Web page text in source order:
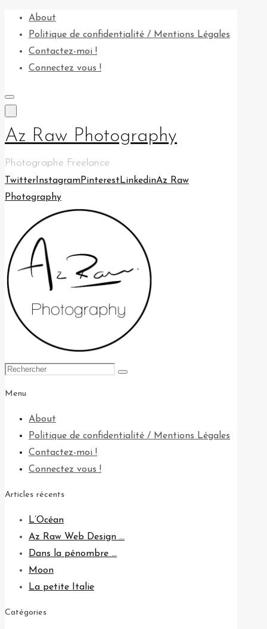
Skip
content
About
Politique de confidentialité / Mentions Légales
Contactez-moi !
Connectez vous !
Az Raw Photography
Photographe Freelance
Twitter InstagramPinterest LinkedinAz Raw
Photography
Search
Rechercher
Menu
About
Politique de confidentialité / Mentions Légales
Contactez-moi !
Connectez vous !
Articles récents
L’Océan
Az Raw Web Design …
Dans la pénombre …
Moon
La petite Italie
Catégories